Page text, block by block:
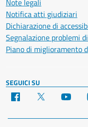
Note legali
Notifica atti giudiziari
Dichiarazione di
Segnalazione problemi
Piano di miglioramento
SEGUICI SU
Facebook